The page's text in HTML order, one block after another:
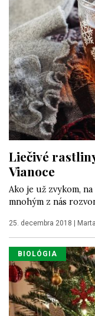
Liečivé
Vianoce
Ako je už zvykom,
mnohým z nás
25. decembra 2018
BIOLÓGIA